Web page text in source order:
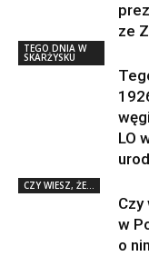
ze
TEGO DNIA W
SKARŻYSKU
LO
CZY WIESZ, ŻE...
w
o